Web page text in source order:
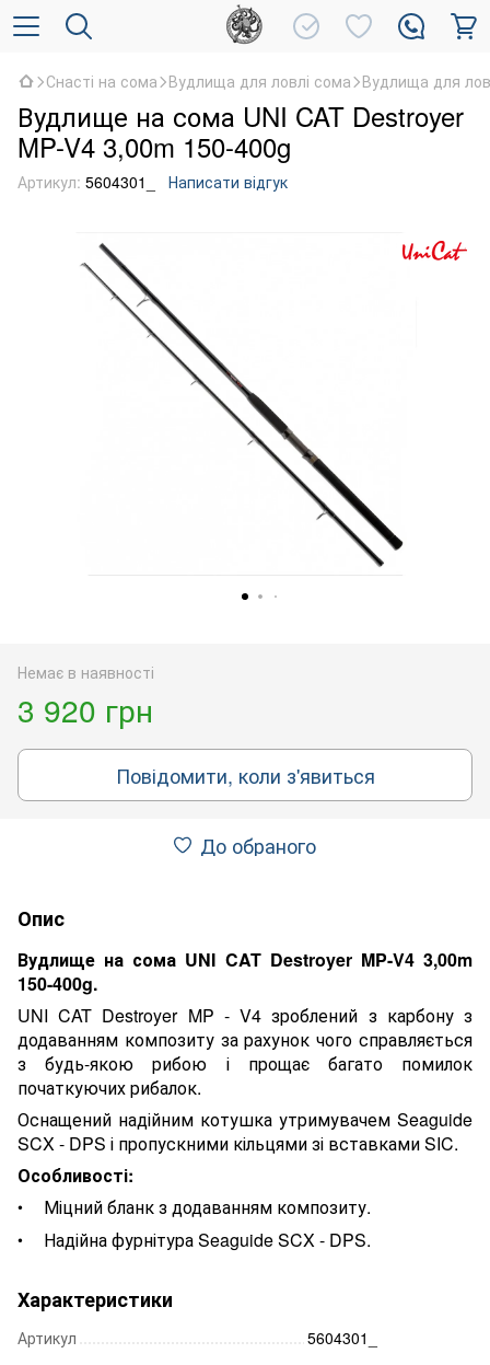
Снасті на сома Вудлища для ловлі сома Вудлища для
Вудлище на сома UNI CAT Destroyer
MP-V4 3,00m 150-400g
Артикул: 5604301_ Написати відгук
Немає в наявності
3 920 грн
Повідомити, коли з'явиться
До обраного
Опис
Вудлище на сома UNI CAT Destroyer MP-V4 3,00m
150-400g.
UNI CAT Destroyer MP - V4 зроблений з карбону з
додаванням композиту за рахунок чого справляється
з будь-якою рибою і прощає багато помилок
початкуючих рибалок.
Оснащений надійним котушка утримувачем Seaguide
SCX - DPS і пропускними кільцями зі вставками SIC.
Особливості:
Міцний бланк з додаванням композиту.
Надійна фурнітура Seaguide SCX - DPS.
Характеристики
Артикул
5604301_